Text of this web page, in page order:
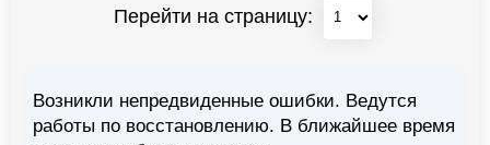
Перейти на страницу:
Возникли непредвиденные ошибки. Ведутся
работы по восстановлению. В ближайшее время